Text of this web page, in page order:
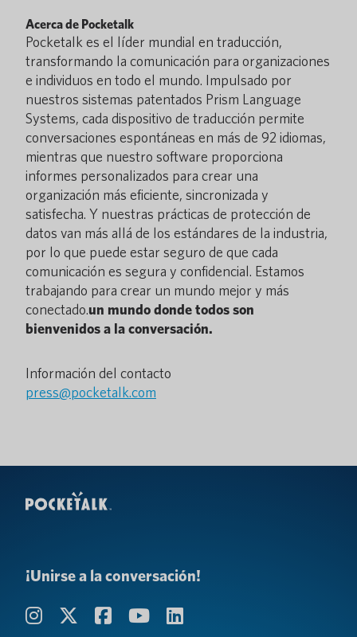
Acerca de Pocketalk
Pocketalk es el líder mundial en traducción,
transformando la comunicación para organizaciones
e individuos en todo el mundo. Impulsado por
nuestros sistemas patentados Prism Language
Systems, cada dispositivo de traducción permite
conversaciones espontáneas en más de 92 idiomas,
mientras que nuestro software proporciona
informes personalizados para crear una
organización más eficiente, sincronizada y
satisfecha. Y nuestras prácticas de protección de
datos van más allá de los estándares de la industria,
por lo que puede estar seguro de que cada
comunicación es segura y confidencial. Estamos
trabajando para crear un mundo mejor y más
conectado.un mundo donde todos son
bienvenidos a la conversación.
Información del contacto
press@pocketalk.com
¡Unirse a la conversación!